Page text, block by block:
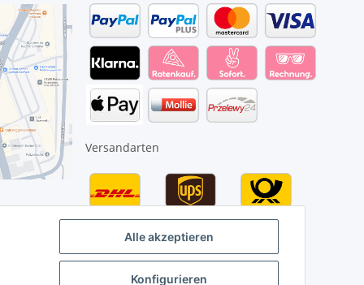
Alle akzeptieren
Konfigurieren
Versandarten